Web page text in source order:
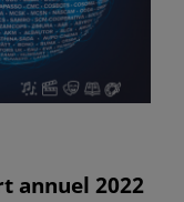
annuel 2022